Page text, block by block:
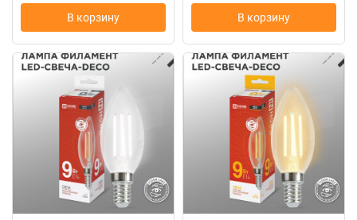
В корзину В корзину